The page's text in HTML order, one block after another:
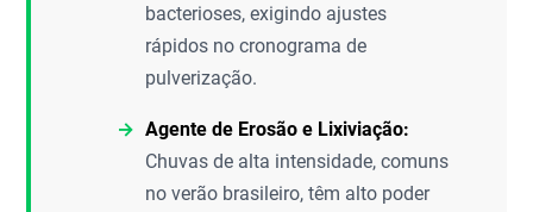
bacterioses, exigindo ajustes
rápidos no cronograma de
pulverização.
Agente de Erosão e Lixiviação:
Chuvas de alta intensidade, comuns
no verão brasileiro, têm alto poder